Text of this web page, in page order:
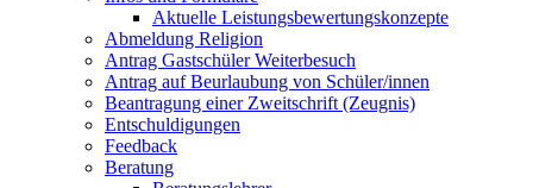
Aktuelle Leistungsbewertungskonzepte
Abmeldung Religion
Antrag Gastschüler Weiterbesuch
Antrag auf Beurlaubung von Schüler/innen
Beantragung einer Zweitschrift (Zeugnis)
Entschuldigungen
Feedback
Beratung